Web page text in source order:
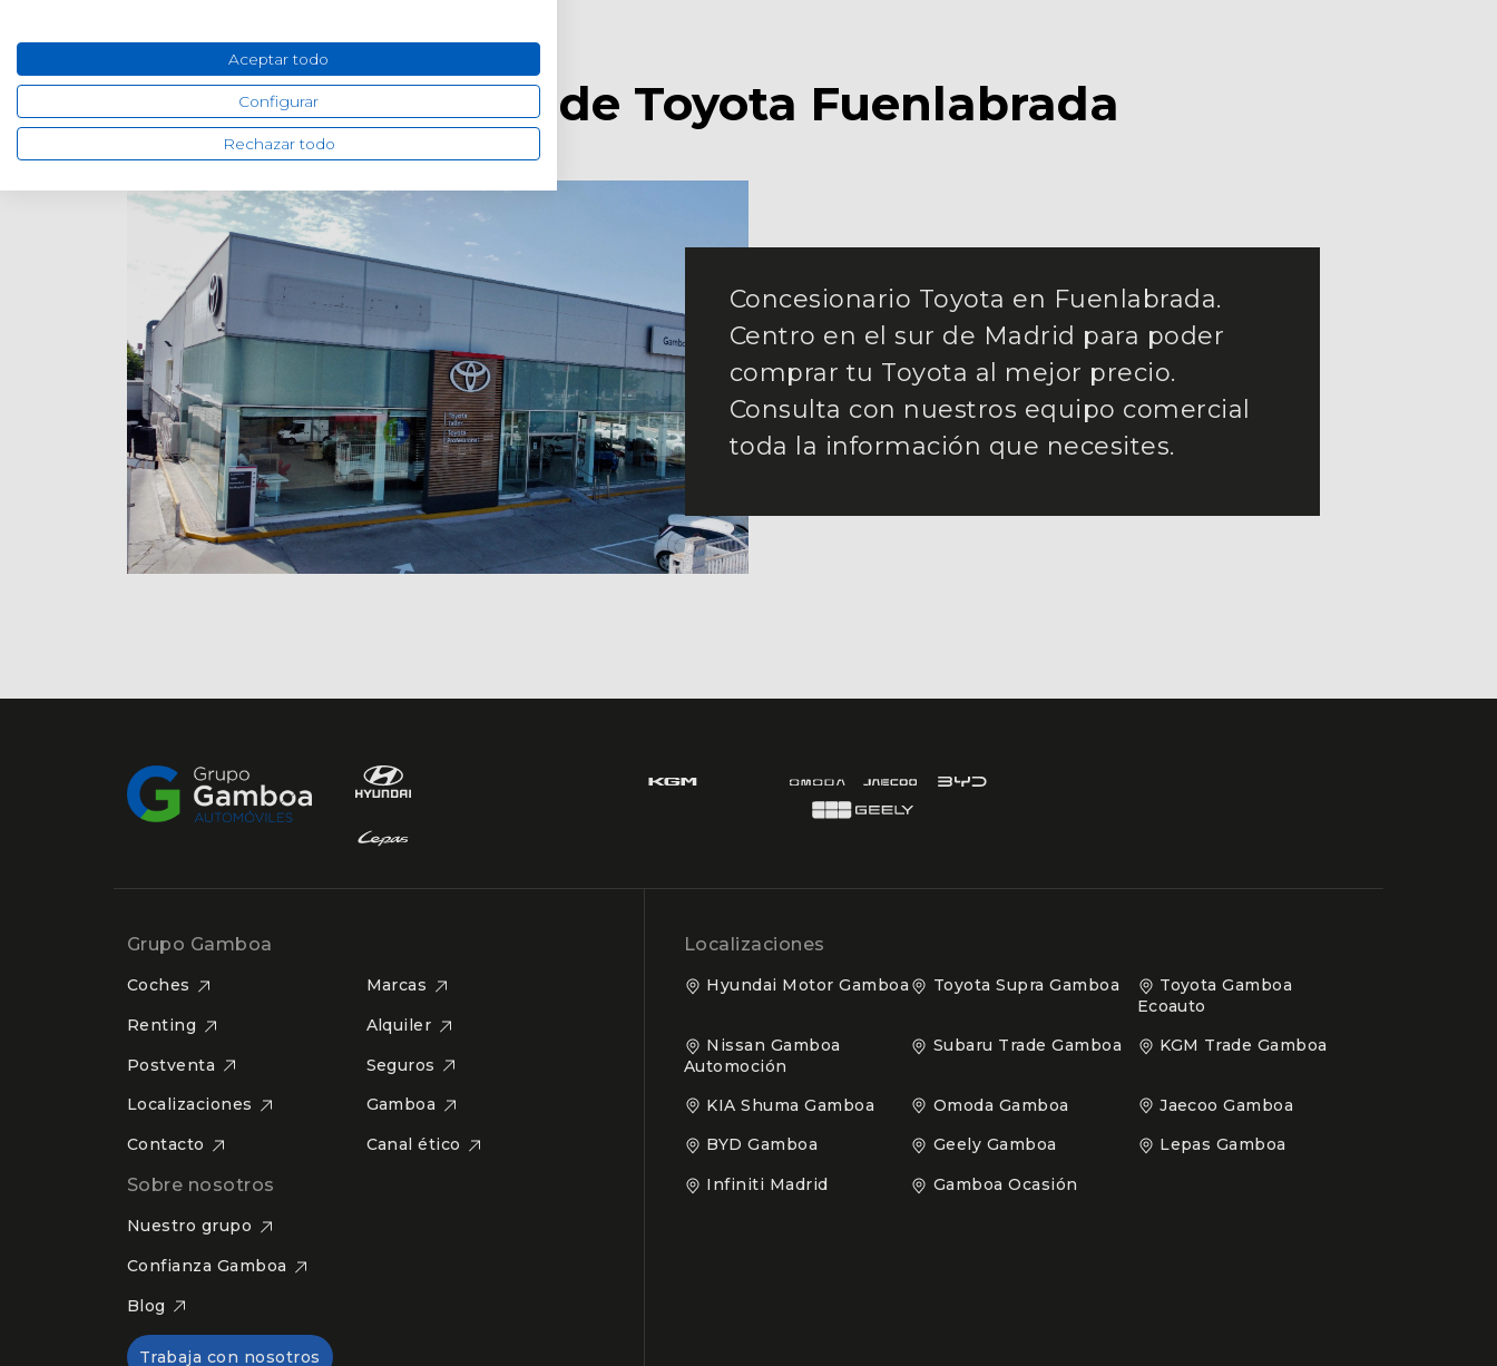
Acerca de Toyota Fuenlabrada
Concesionario Toyota en Fuenlabrada.
Centro en el sur de Madrid para poder
comprar tu Toyota al mejor precio.
Consulta con nuestros equipo comercial
toda la información que necesites.
Grupo Gamboa
Coches
Marcas
Renting
Alquiler
Postventa
Seguros
Localizaciones
Gamboa
Contacto
Canal ético
Sobre nosotros
Nuestro grupo
Confianza Gamboa
Blog
Trabaja con nosotros
Localizaciones
Hyundai Motor Gamboa Toyota Supra Gamboa
Ecoauto
Automoción
Subaru Trade Gamboa KGM Trade Gamboa
KIA Shuma Gamboa Omoda Gamboa
Jaecoo Gamboa
BYD Gamboa
Geely Gamboa
Lepas Gamboa
Infiniti Madrid
Gamboa Ocasión
Aceptar todo
Configurar
Rechazar todo